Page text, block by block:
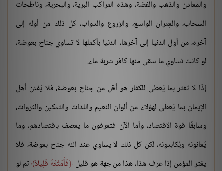
والمعادن والذهب والفضة، وهذه المراكب البرية، والبحرية، وناطحات
السحاب، والعِمران الواسع، والزروع والدواب، كل ذلك من أوله إلى
آخره، من أول الدنيا إلى آخرها، الدنيا بأكملها لا تساوي جناح بعوضة،
لو كانت تساوي ما سقى منها كافر شربة ماء.
إذًا لا تغتر بما يُعطى للكفار هو أقل من جناح بعوضة، فلا يُفتن أهل
الإيمان بما يُعطى لهؤلاء من ألوان النعيم واللذات والتمكين والثروات،
وسابقًا قوة الاقتصاد، وأما الآن فتعرفون ما يعصف باقتصادهم، وما
يُعانونه ويُكابدونه، لكن كل ذلك لا يساوي عند الله جناح بعوضة، فلا
يغتر المؤمن إذا عرف هذا، هذا من جهة هو قليل فَأُمَتِّعُهُ قَلِيلاً ثم لو